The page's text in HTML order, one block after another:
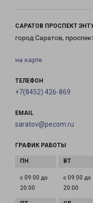
САРАТОВ ПРОСПЕКТ
город Саратов,
на карте
ТЕЛЕФОН
+7(8452) 426-869
EMAIL
saratov@pecom.ru
ГРАФИК РАБОТЫ
с 09:00 до
20:00
с 09:00 до
20:00